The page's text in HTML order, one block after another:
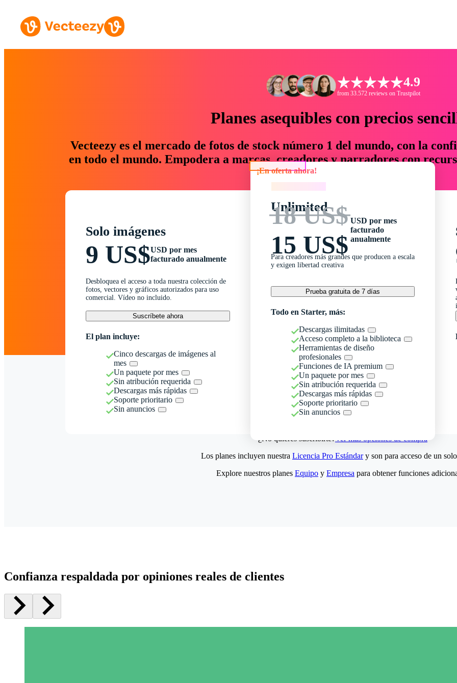
4.9
from 33.572 reviews on Trustpilot
Planes asequibles con precios
Vecteezy es el mercado de fotos de stock número 1 del mundo, con la
en todo el mundo. Empodera a marcas, creadores y narradores con
un 76 % en tiempo y presupuesto.
Solo imágenes
9 US$USD por mes
facturado anualmente
Desbloquea el acceso a toda nuestra colección de
fotos, vectores y gráficos autorizados para uso
comercial. Vídeo no incluido.
Suscríbete ahora
El plan incluye:
Cinco descargas de imágenes al
mes
Un paquete por mes
Sin atribución requerida
Descargas más rápidas
Soporte prioritario
Sin anuncios
Unlimited
18 US$
15 US$
USD por mes
facturado
anualmente
Para creadores más grandes que producen a escala
y exigen libertad creativa
Prueba gratuita de 7 días
Todo en Starter, más:
Descargas ilimitadas
Acceso completo a la biblioteca
Herramientas de diseño
profesionales
Funciones de IA premium
Un paquete por mes
Sin atribución requerida
Descargas más rápidas
Soporte prioritario
Sin anuncios
¿No quieres suscribirte?Ver más opciones de compra
Los planes incluyen nuestra Licencia Pro Estándary son para acceso de un
Explore nuestros planes Equipo y Empresa para obtener funciones
Confianza respaldada por opiniones reales de clientes